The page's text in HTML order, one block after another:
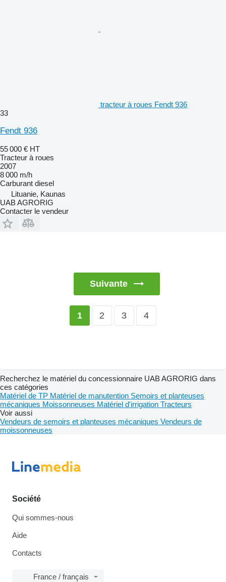
tracteur à roues Fendt 936
33
Fendt 936
55 000 € HT
Tracteur à roues
2007
8 000 m/h
Carburant diesel
Lituanie, Kaunas
UAB AGRORIG
Contacter le vendeur
Suivante
1 2 3 4
Recherchez le matériel du concessionnaire UAB AGRORIG dans
ces catégories
Matériel de TP Matériel de manutention Semoirs et planteuses
mécaniques Moissonneuses Matériel d'irrigation Tracteurs
Voir aussi
Vendeurs de semoirs et planteuses mécaniques Vendeurs de
moissonneuses
Société
Qui sommes-nous
Aide
Contacts
France / français